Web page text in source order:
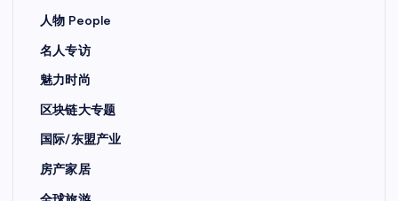
人物 People
名人专访
魅力时尚
区块链大专题
国际/东盟产业
房产家居